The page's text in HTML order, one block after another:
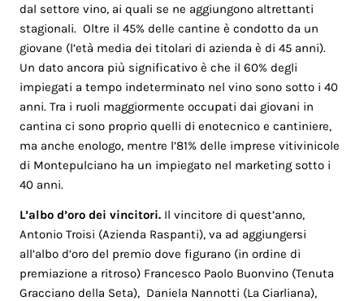
dal settore vino, ai quali se ne aggiungono altrettanti
stagionali. Oltre il 45% delle cantine è condotto da un
giovane (l’età media dei titolari di azienda è di 45 anni).
Un dato ancora più significativo è che il 60% degli
impiegati a tempo indeterminato nel vino sono sotto i 40
anni. Tra i ruoli maggiormente occupati dai giovani in
cantina ci sono proprio quelli di enotecnico e cantiniere,
ma anche enologo, mentre l’81% delle imprese vitivinicole
di Montepulciano ha un impiegato nel marketing sotto i
40 anni.
L’albo d’oro dei vincitori. Il vincitore di quest’anno,
Antonio Troisi (Azienda Raspanti), va ad aggiungersi
all’albo d’oro del premio dove figurano (in ordine di
premiazione a ritroso) Francesco Paolo Buonvino (Tenuta
Gracciano della Seta), Daniela Nannotti (La Ciarliana),